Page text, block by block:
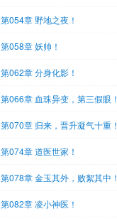
第054章 野地之夜！
第058章 妖帅！
第062章 分身化影！
第066章 血珠异变，第三假眼！
第070章 归来，晋升凝气十重！
第074章 道医世家！
第078章 金玉其外，败絮其中！
第082章 凌小神医！